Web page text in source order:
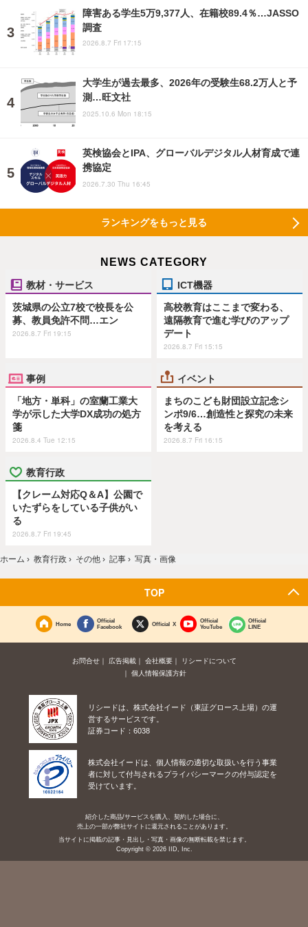
障害ある学生5万9,377人、在籍校89.4％…JASSO
調査
2026.8.7 Fri 17:15
大学生が過去最多、2026年の受験生68.2万人と予
測…旺文社
2025.10.6 Mon 18:15
英検協会とIPA、グローバルデジタル人材育成で連
携協定
2026.7.30 Thu 16:45
ランキングをもっと見る
NEWS CATEGORY
教材・サービス
茨城県の公立7校で校長を公
募、教員免許不問…エン
2026.8.7 Fri 19:15
ICT機器
高校教育はここまで変わる、
遠隔教育で進む学びのアップ
デート
2026.8.7 Fri 15:15
事例
「地方・単科」の室蘭工業大
学が示した大学DX成功の処方
箋
2026.8.4 Tue 12:15
イベント
まちのこども財団設立記念シ
ンポ9/6…創造性と探究の未来
を考える
2026.8.7 Fri 16:15
教育行政
【クレーム対応Q＆A】公園で
いたずらをしている子供がい
る
2026.8.7 Fri 19:45
ホーム › 教育行政 › その他 › 記事 › 写真・画像
TOP
Home
Official
Facebook
Official X
Official
YouTube
Official
LINE
お問合せ 広告掲載 会社概要
リシードについて
個人情報保護方針
リシードは、株式会社イード（東証グロース上場）の運
営するサービスです。
証券コード：6038
株式会社イードは、個人情報の適切な取扱いを行う事業
者に対して付与されるプライバシーマークの付与認定を
受けています。
紹介した商品/サービスを購入、契約した場合に、
売上の一部が弊社サイトに還元されることがあります。
当サイトに掲載の記事・見出し・写真・画像の無断転載を禁じます。
Copyright © 2026 IID, Inc.